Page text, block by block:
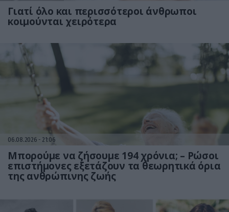
Γιατί όλο και περισσότεροι άνθρωποι
κοιμούνται χειρότερα
06.08.2026 21:06
Μπορούμε να ζήσουμε 194 χρόνια; – Ρώσοι
επιστήμονες εξετάζουν τα θεωρητικά όρια
της ανθρώπινης ζωής